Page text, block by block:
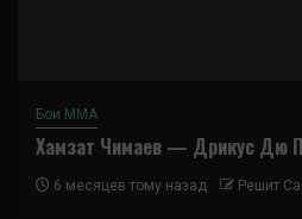
Бои ММА
Хамзат Чимаев — Дрикус Дю
6 месяцев тому назад Решит